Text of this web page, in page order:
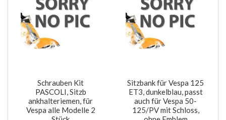
Schrauben Kit
PASCOLI, Sitzb
ankhalteriemen, für
Vespa alle Modelle 2
Sitzbank für Vespa 125
ET3, dunkelblau, passt
auch für Vespa 50-
125/PV mit Schloss,